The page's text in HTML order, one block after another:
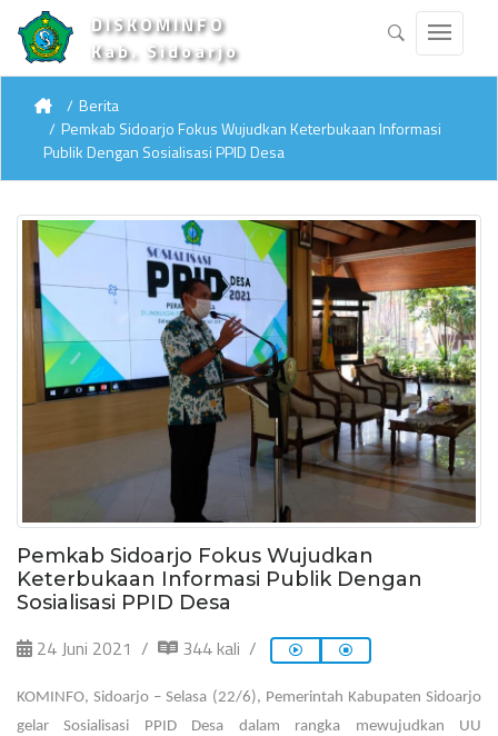
DISKOMINFO
Kab. Sidoarjo
Berita
Pemkab Sidoarjo Fokus Wujudkan Keterbukaan Informasi
Publik Dengan Sosialisasi PPID Desa
Pemkab Sidoarjo Fokus Wujudkan
Keterbukaan Informasi Publik Dengan
Sosialisasi PPID Desa
24 Juni 2021 344 kali
KOMINFO, Sidoarjo – Selasa (22/6), Pemerintah Kabupaten Sidoarjo
gelar Sosialisasi PPID Desa dalam rangka mewujudkan UU